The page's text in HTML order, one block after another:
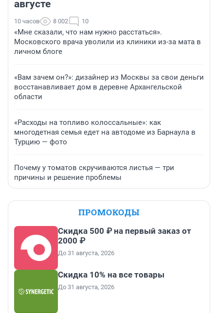
августе
10 часов 8 002 10
«Мне сказали, что нам нужно расстаться».
Московского врача уволили из клиники из-за мата в
личном блоге
«Вам зачем он?»: дизайнер из Москвы за свои деньги
восстанавливает дом в деревне Архангельской
области
«Расходы на топливо колоссальные»: как
многодетная семья едет на автодоме из Барнаула в
Турцию — фото
Почему у томатов скручиваются листья — три
причины и решение проблемы
ПРОМОКОДЫ
Скидка 500 ₽ на первый заказ от
2000 ₽
До 31 августа, 2026
Скидка 10% на все товары
До 31 августа, 2026